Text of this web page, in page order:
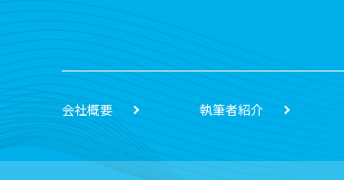
会社概要 執筆者紹介